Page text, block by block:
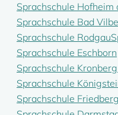
Sprachschule Hofheim
Sprachschule Bad
Sprachschule Rodgau
Sprachschule Eschborn
Sprachschule
Sprachschule
Sprachschule